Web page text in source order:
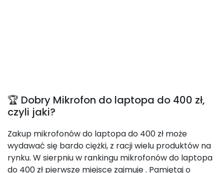
🏆 Dobry Mikrofon do laptopa do 400 zł,
czyli jaki?
Zakup mikrofonów do laptopa do 400 zł może
wydawać się bardo ciężki, z racji wielu produktów na
rynku. W sierpniu w rankingu mikrofonów do laptopa
do 400 zł pierwsze miejsce zajmuje. Pamiętaj o